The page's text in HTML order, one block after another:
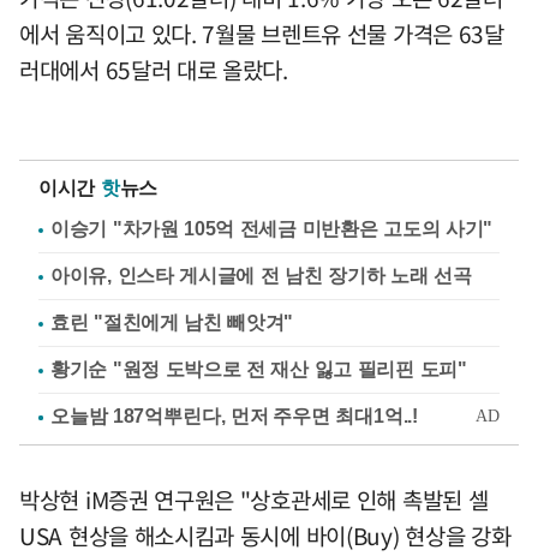
에서 움직이고 있다. 7월물 브렌트유 선물 가격은 63달
러대에서 65달러 대로 올랐다.
이시간 핫뉴스
이승기 "차가원 105억 전세금 미반환은 고도의 사기"
아이유, 인스타 게시글에 전 남친 장기하 노래 선곡
효린 "절친에게 남친 빼앗겨"
황기순 "원정 도박으로 전 재산 잃고 필리핀 도피"
박상현 iM증권 연구원은 "상호관세로 인해 촉발된 셀
USA 현상을 해소시킴과 동시에 바이(Buy) 현상을 강화